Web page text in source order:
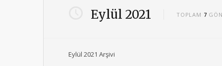
Eylül 2021 TOPLAM 7
Eylül 2021 Arşivi